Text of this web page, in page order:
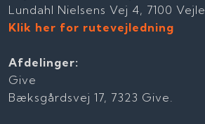
Lundahl Nielsens Vej 4, 7100 Vejle
Klik her for rutevejledning
Afdelinger:
Give
Bæksgårdsvej 17, 7323 Give.